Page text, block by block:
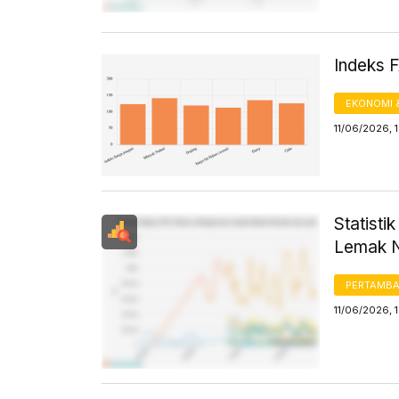
Indeks
EKONOMI
11/06/2026,
Lemak
11/06/2026,